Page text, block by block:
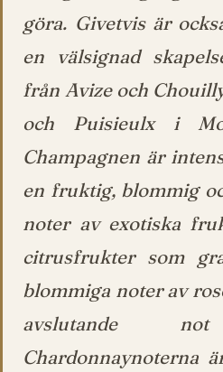
göra. Givetvis är
en välsignad
från Avize och
och Puisieulx i
Champagnen är
en fruktig, blommig
noter av exotiska
citrusfrukter som
blommiga noter av
avslutande
Chardonnaynoterna